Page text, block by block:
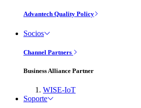
Advantech Quality Policy
Socios
Channel Partners
Business Alliance Partner
WISE-IoT
Soporte